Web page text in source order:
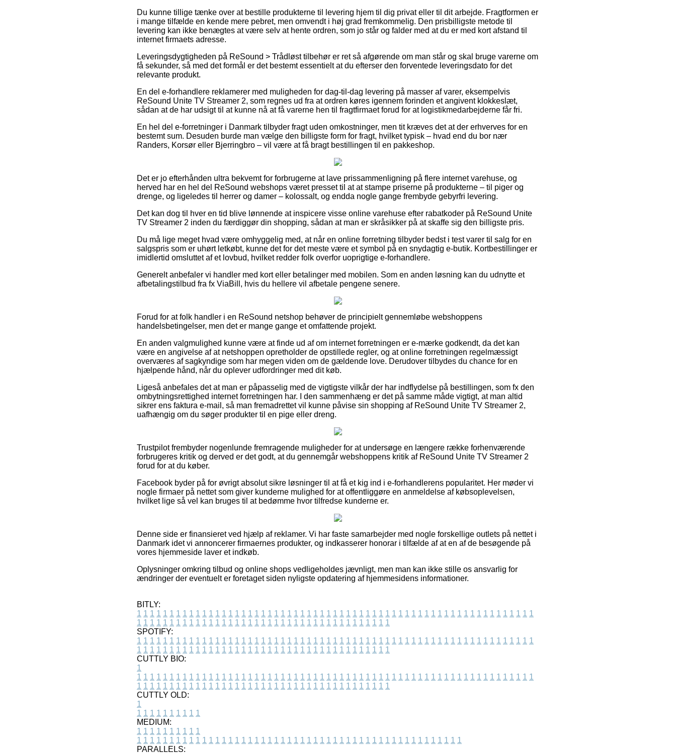
Du kunne tillige tænke over at bestille produkterne til levering hjem til dig privat eller til dit arbejde. Fragtformen er
i mange tilfælde en kende mere pebret, men omvendt i høj grad fremkommelig. Den prisbilligste metode til
levering kan ikke benægtes at være selv at hente ordren, som jo står og falder med at du er med kort afstand til
internet firmaets adresse.
Leveringsdygtigheden på ReSound > Trådløst tilbehør er ret så afgørende om man står og skal bruge varerne om
få sekunder, så med det formål er det bestemt essentielt at du efterser den forventede leveringsdato for det
relevante produkt.
En del e-forhandlere reklamerer med muligheden for dag-til-dag levering på masser af varer, eksempelvis
ReSound Unite TV Streamer 2, som regnes ud fra at ordren køres igennem forinden et angivent klokkeslæt,
sådan at de har udsigt til at kunne nå at få varerne hen til fragtfirmaet forud for at logistikmedarbejderne får fri.
En hel del e-forretninger i Danmark tilbyder fragt uden omkostninger, men tit kræves det at der erhverves for en
bestemt sum. Desuden burde man vælge den billigste form for fragt, hvilket typisk – hvad end du bor nær
Randers, Korsør eller Bjerringbro – vil være at få bragt bestillingen til en pakkeshop.
Det er jo efterhånden ultra bekvemt for forbrugerne at lave prissammenligning på flere internet varehuse, og
herved har en hel del ReSound webshops været presset til at at stampe priserne på produkterne – til piger og
drenge, og ligeledes til herrer og damer – kolossalt, og endda nogle gange frembyde gebyrfri levering.
Det kan dog til hver en tid blive lønnende at inspicere visse online varehuse efter rabatkoder på ReSound Unite
TV Streamer 2 inden du færdiggør din shopping, sådan at man er skråsikker på at skaffe sig den billigste pris.
Du må lige meget hvad være omhyggelig med, at når en online forretning tilbyder bedst i test varer til salg for en
salgspris som er uhørt letkøbt, kunne det for det meste være et symbol på en snydagtig e-butik. Kortbestillinger er
imidlertid omsluttet af et lovbud, hvilket redder folk overfor uoprigtige e-forhandlere.
Generelt anbefaler vi handler med kort eller betalinger med mobilen. Som en anden løsning kan du udnytte et
afbetalingstilbud fra fx ViaBill, hvis du hellere vil afbetale pengene senere.
Forud for at folk handler i en ReSound netshop behøver de principielt gennemløbe webshoppens
handelsbetingelser, men det er mange gange et omfattende projekt.
En anden valgmulighed kunne være at finde ud af om internet forretningen er e-mærke godkendt, da det kan
være en angivelse af at netshoppen opretholder de opstillede regler, og at online forretningen regelmæssigt
overværes af sagkyndige som har megen viden om de gældende love. Derudover tilbydes du chance for en
hjælpende hånd, når du oplever udfordringer med dit køb.
Ligeså anbefales det at man er påpasselig med de vigtigste vilkår der har indflydelse på bestillingen, som fx den
ombytningsrettighed internet forretningen har. I den sammenhæng er det på samme måde vigtigt, at man altid
sikrer ens faktura e-mail, så man fremadrettet vil kunne påvise sin shopping af ReSound Unite TV Streamer 2,
uafhængig om du søger produkter til en pige eller dreng.
Trustpilot frembyder nogenlunde fremragende muligheder for at undersøge en længere række forhenværende
forbrugeres kritik og derved er det godt, at du gennemgår webshoppens kritik af ReSound Unite TV Streamer 2
forud for at du køber.
Facebook byder på for øvrigt absolut sikre løsninger til at få et kig ind i e-forhandlerens popularitet. Her møder vi
nogle firmaer på nettet som giver kunderne mulighed for at offentliggøre en anmeldelse af købsoplevelsen,
hvilket lige så vel kan bruges til at bedømme hvor tilfredse kunderne er.
Denne side er finansieret ved hjælp af reklamer. Vi har faste samarbejder med nogle forskellige outlets på nettet i
Danmark idet vi annoncerer firmaernes produkter, og indkasserer honorar i tilfælde af at en af de besøgende på
vores hjemmeside laver et indkøb.
Oplysninger omkring tilbud og online shops vedligeholdes jævnligt, men man kan ikke stille os ansvarlig for
ændringer der eventuelt er foretaget siden nyligste opdatering af hjemmesidens informationer.
BITLY:
1 1 1 1 1 1 1 1 1 1 1 1 1 1 1 1 1 1 1 1 1 1 1 1 1 1 1 1 1 1 1 1 1 1 1 1 1 1 1 1 1 1 1 1 1 1 1 1 1 1 1 1 1 1 1 1 1 1 1 1 1
1 1 1 1 1 1 1 1 1 1 1 1 1 1 1 1 1 1 1 1 1 1 1 1 1 1 1 1 1 1 1 1 1 1 1 1 1 1 1
SPOTIFY:
1 1 1 1 1 1 1 1 1 1 1 1 1 1 1 1 1 1 1 1 1 1 1 1 1 1 1 1 1 1 1 1 1 1 1 1 1 1 1 1 1 1 1 1 1 1 1 1 1 1 1 1 1 1 1 1 1 1 1 1 1
1 1 1 1 1 1 1 1 1 1 1 1 1 1 1 1 1 1 1 1 1 1 1 1 1 1 1 1 1 1 1 1 1 1 1 1 1 1 1
CUTTLY BIO:
1
1 1 1 1 1 1 1 1 1 1 1 1 1 1 1 1 1 1 1 1 1 1 1 1 1 1 1 1 1 1 1 1 1 1 1 1 1 1 1 1 1 1 1 1 1 1 1 1 1 1 1 1 1 1 1 1 1 1 1 1 1
1 1 1 1 1 1 1 1 1 1 1 1 1 1 1 1 1 1 1 1 1 1 1 1 1 1 1 1 1 1 1 1 1 1 1 1 1 1 1
CUTTLY OLD:
1
1 1 1 1 1 1 1 1 1 1
MEDIUM:
1 1 1 1 1 1 1 1 1 1
1 1 1 1 1 1 1 1 1 1 1 1 1 1 1 1 1 1 1 1 1 1 1 1 1 1 1 1 1 1 1 1 1 1 1 1 1 1 1 1 1 1 1 1 1 1 1 1 1 1
PARALLELS: